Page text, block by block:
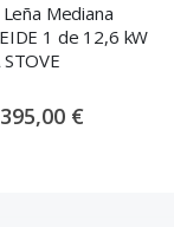
Mediana
1 de 12,6 kW
S
p
395,00 €